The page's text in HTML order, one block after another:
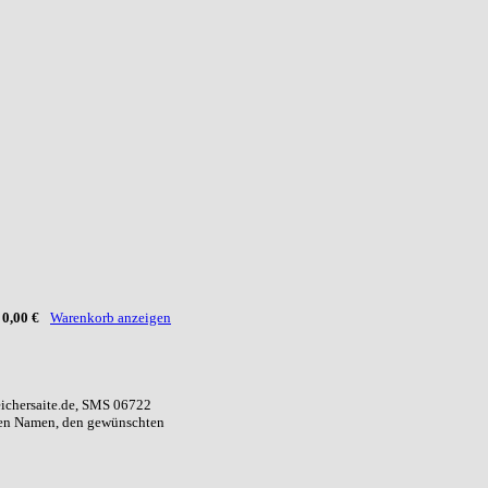
0,00 € Warenkorb anzeigen
SMS 06722
Namen, den gewünschten